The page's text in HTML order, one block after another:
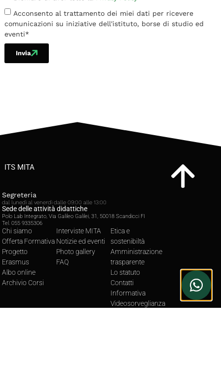
Acconsento al trattamento dei miei dati per ricevere
comunicazioni su iniziative dell'istituto, borse di studio ed
eventi*
Invia
ITS MITA
Chi siamo
Offerta Formativa
Progetto
Erasmus
Albo online
Archivio Corsi
Interviste MITA
Notizie ed eventi
Photo gallery
FAQ
Etica e
sostenibiltà
Amministrazione
trasparente
Lo statuto
Contatti
Informativa
Videosorveglianza
Segreteria
dal lunedì al venerdì dalle 09:00 alle 13:00
Sede delle attività didattiche
Polo Lab Integrato, Via Galileo Galilei, 31, 50018 Scandicci FI
Tel. 055 9335306